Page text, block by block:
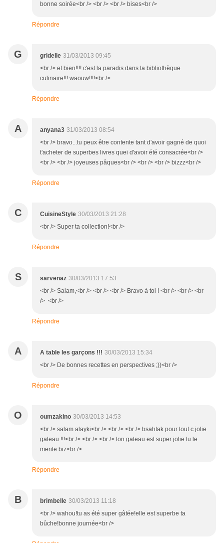
bonne soirée<br /> <br /> <br /> bises<br />
Répondre
G gridelle 31/03/2013 09:45
<br /> et bien!!!! c'est la paradis dans ta bibliothèque
culinaire!!! waouw!!!!<br />
Répondre
A anyana3 31/03/2013 08:54
<br /> bravo...tu peux être contente tant d'avoir gagné de quoi
t'acheter de superbes livres quei d'avoir été consacrée<br />
<br /> <br /> joyeuses pâques<br /> <br /> <br /> bizzz<br />
Répondre
C CuisineStyle 30/03/2013 21:28
<br /> Super ta collection!<br />
Répondre
S sarvenaz 30/03/2013 17:53
<br /> Salam,<br /> <br /> <br /> Bravo à toi ! <br /> <br /> <br
/> <br />
Répondre
A A table les garçons !!! 30/03/2013 15:34
<br /> De bonnes recettes en perspectives ;))<br />
Répondre
O oumzakino 30/03/2013 14:53
<br /> salam alayki<br /> <br /> <br /> bsahtak pour tout c jolie
gateau !!!<br /> <br /> <br /> ton gateau est super jolie tu le
merite biz<br />
Répondre
B brimbelle 30/03/2013 11:18
<br /> wahou!tu as été super gâtée!elle est superbe ta
bûche!bonne journée<br />